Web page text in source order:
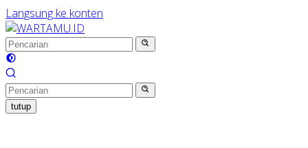
Langsung ke konten
tutup